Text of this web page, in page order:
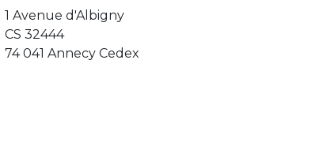
1 Avenue d'Albigny
CS 32444
74 041 Annecy Cedex